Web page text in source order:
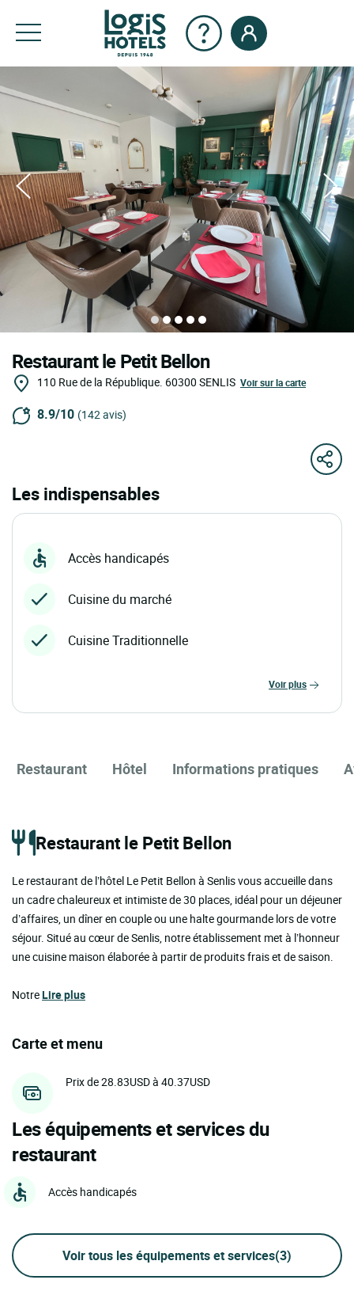
Restaurant le Petit Bellon
110 Rue de la République. 60300 SENLIS Voir sur la carte
8.9/10 (142 avis)
Les indispensables
Accès handicapés
Cuisine du marché
Cuisine Traditionnelle
voir plus
Restaurant Hôtel Informations pratiques
Restaurant le Petit Bellon
Le restaurant de l’hôtel Le Petit Bellon à Senlis vous accueille dans
un cadre chaleureux et intimiste de 30 places, idéal pour un déjeuner
d’affaires, un dîner en couple ou une halte gourmande lors de votre
séjour. Situé au cœur de Senlis, notre établissement met à l’honneur
une cuisine maison élaborée à partir de produits frais et de saison.
NotreLire plus
Carte et menu
Prix de 28.83USD à 40.37USD
Les équipements et services du
restaurant
Accès handicapés
Voir tous les équipements et services(3)